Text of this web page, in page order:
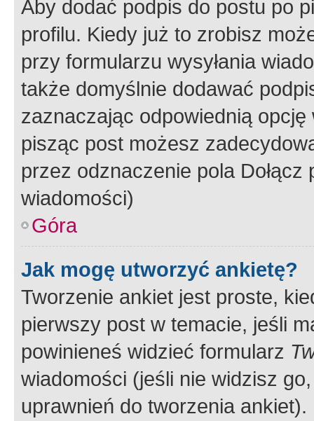
Aby dodać podpis do postu po
profilu. Kiedy już to zrobisz
przy formularzu wysyłania
także domyślnie dodawać
zaznaczając odpowiednią
pisząc post możesz
przez odznaczenie pola
wiadomości)
Góra
Jak mogę utworzyć ankietę?
Tworzenie ankiet jest proste,
pierwszy post w temacie, jeśli
powinieneś widzieć formularz
wiadomości (jeśli nie widzisz
uprawnień do tworzenia